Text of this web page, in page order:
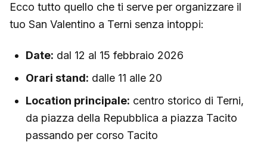
Ecco tutto quello che ti serve per organizzare il
tuo San Valentino a Terni senza intoppi:
Date: dal 12 al 15 febbraio 2026
Orari stand: dalle 11 alle 20
Location principale: centro storico di Terni,
da piazza della Repubblica a piazza Tacito
passando per corso Tacito